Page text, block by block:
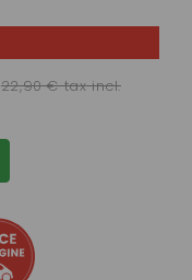
22,90 € tax incl.